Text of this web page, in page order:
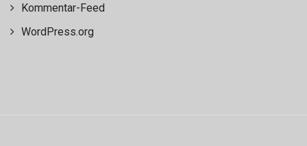
Kommentar-Feed
WordPress.org